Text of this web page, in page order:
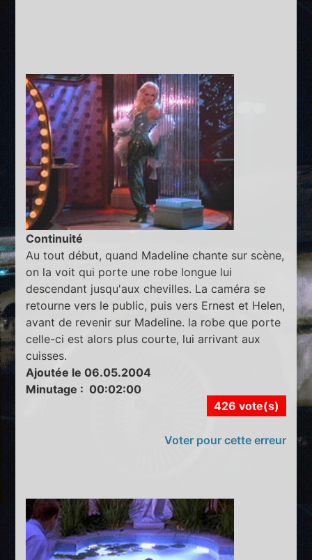
Continuité
Au tout début, quand Madeline chante sur scène,
on la voit qui porte une robe longue lui
descendant jusqu'aux chevilles. La caméra se
retourne vers le public, puis vers Ernest et Helen,
avant de revenir sur Madeline. la robe que porte
celle-ci est alors plus courte, lui arrivant aux
cuisses.
Ajoutée le 06.05.2004
Minutage : 00:02:00
426 vote(s)
Voter pour cette erreur